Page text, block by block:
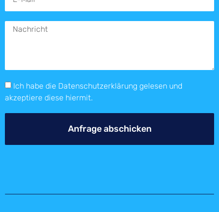
Ich habe die Datenschutzerklärung gelesen und
akzeptiere diese hiermit.
Anfrage abschicken